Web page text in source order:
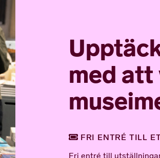
med att
FRI ENTRÉ TILL